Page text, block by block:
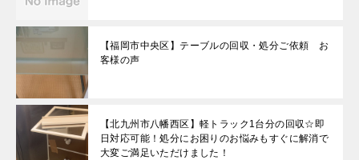
【福岡市中央区】テーブルの回収・処分ご依頼 お
客様の声
【北九州市八幡西区】軽トラック1台分の回収☆即
日対応可能！処分にお困りのお悩みもすぐに解消で
大変ご満足いただけました！